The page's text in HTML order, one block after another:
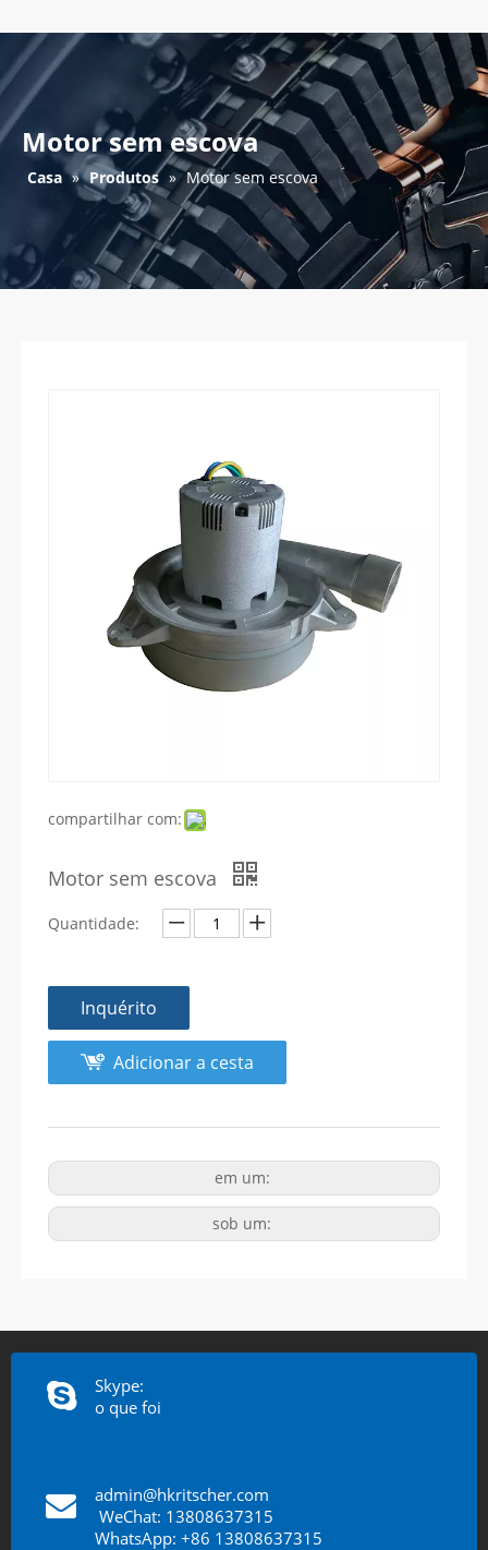
Motor sem escova
Casa » Produtos » Motor sem escova
compartilhar com:
Motor sem escova
Quantidade:
Inquérito
Adicionar a cesta
em um:
sob um:
Skype:
o que foi
admin@hkritscher.com
WeChat: 13808637315
WhatsApp: +86 13808637315